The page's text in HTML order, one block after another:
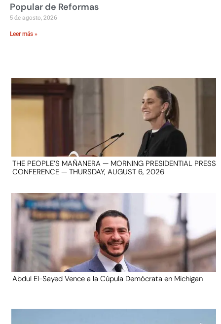
Popular de Reformas
5 de agosto, 2026
Leer más »
THE PEOPLE’S MAÑANERA — MORNING PRESIDENTIAL PRESS
CONFERENCE — THURSDAY, AUGUST 6, 2026
Abdul El-Sayed Vence a la Cúpula Demócrata en Michigan